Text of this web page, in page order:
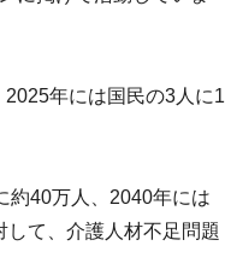
年には国民の3人に1
約40万人、2040年には
て、介護人材不足問題